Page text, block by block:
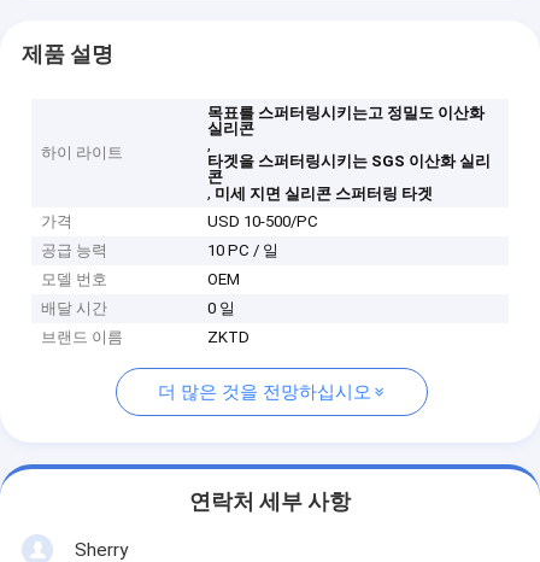
제품 설명
하이 라이트
목표를 스퍼터링시키는고 정밀도 이산화
실리콘
,
타겟을 스퍼터링시키는 SGS 이산화 실리
콘
, 미세 지면 실리콘 스퍼터링 타겟
가격
USD 10-500/PC
공급 능력
10 PC / 일
모델 번호
OEM
배달 시간
0 일
브랜드 이름
ZKTD
더 많은 것을 전망하십시오
연락처 세부 사항
Sherry